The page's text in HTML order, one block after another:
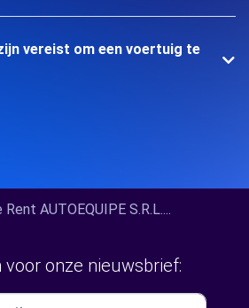
vereist om een voertuig te
AUTOEQUIPE S.R.L....
voor onze nieuwsbrief: